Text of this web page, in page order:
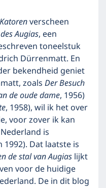
verscheen
Augias, een
toneelstuk
Dürrenmatt. En
bekendheid geniet
zoalsDer Besuch
de oude dame, 1956)
, 1958), wil ik het over
voor zover ik kan
is
1992). Dat laatste is
de stal van Augiaslijkt
voor de huidige
De in dit blog